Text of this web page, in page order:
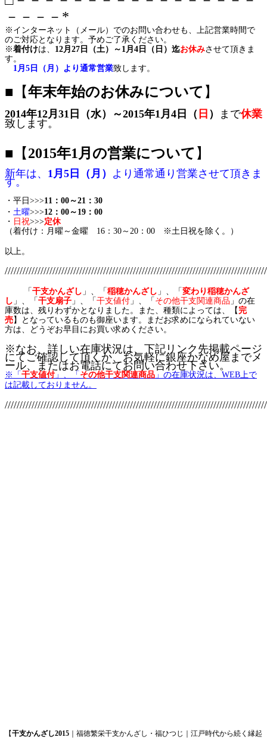
－－－－*
※インターネット（メール）でのお問い合わせも、上記営業時間で
のご対応となります。予めご了承ください。
※着付けは、 12月27日（土）～1月4日（日）迄お休みさせて頂きま
す。
1月5日（月）より通常営業致します。
■【年末年始のお休みについて 】
2014年12月31日（水）～2015年1月4日（ 日 ） まで休業
致します。
■【2015年1月の営業について 】
新年は、 1月5日（月） より通常通り営業させて頂きま
す。
・平日>>>11：00～21：30
・ 土曜>>>12：00～19：00
・ 日祝>>>定休
（着付け：月曜～金曜 16：30～20：00 ※土日祝を除く。）
以上。
「干支かんざし 」、「稲穂かんざし 」、「変わり稲穂かんざ
し 」、「干支扇子 」、「干支値付 」、「その他干支関連商品 」の在
庫数は、残りわずかとなりました。また、種類によっては、【完
売】となっているものも御座います。まだお求めになられていない
方は、どうぞお早目にお買い求めください。
※なお、詳しい在庫状況は、下記リンク先掲載ページ
にてご確認して頂くか、お気軽に銀座かなめ屋までメ
ール、またはお電話にてお問い合わせ下さい。
※「 干支値付」、「 その他干支関連商品 」の在庫状況は、WEB上で
は記載しておりません。
【干支かんざし2015 ｜福徳繁栄干支かんざし・福ひつじ｜江戸時代から続く縁起